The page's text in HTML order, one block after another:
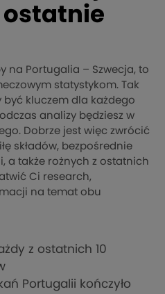
na Portugalia – Szwecja, to
statystykom. Tak
kluczem dla każdego
analizy będziesz w
Dobrze jest więc zwrócić
składów, bezpośrednie
a także rożnych z ostatnich
Ci research,
na temat obu
z ostatnich 10
Portugalii kończyło